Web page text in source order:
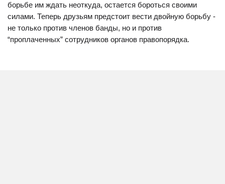
борьбе им ждать неоткуда, остается бороться своими
силами. Теперь друзьям предстоит вести двойную борьбу -
не только против членов банды, но и против
“проплаченных” сотрудников органов правопорядка.